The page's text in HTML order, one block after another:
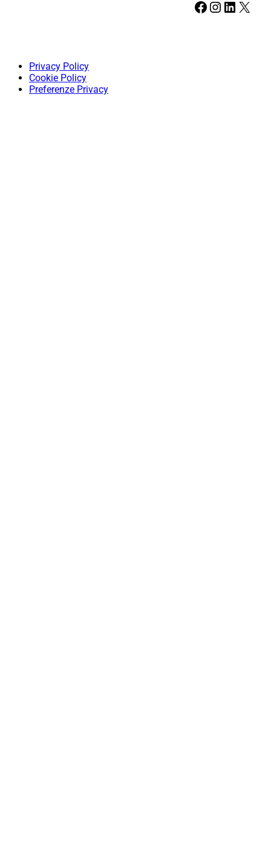
Facebook Instagram LinkedIn X
Privacy Policy
Cookie Policy
Preferenze Privacy